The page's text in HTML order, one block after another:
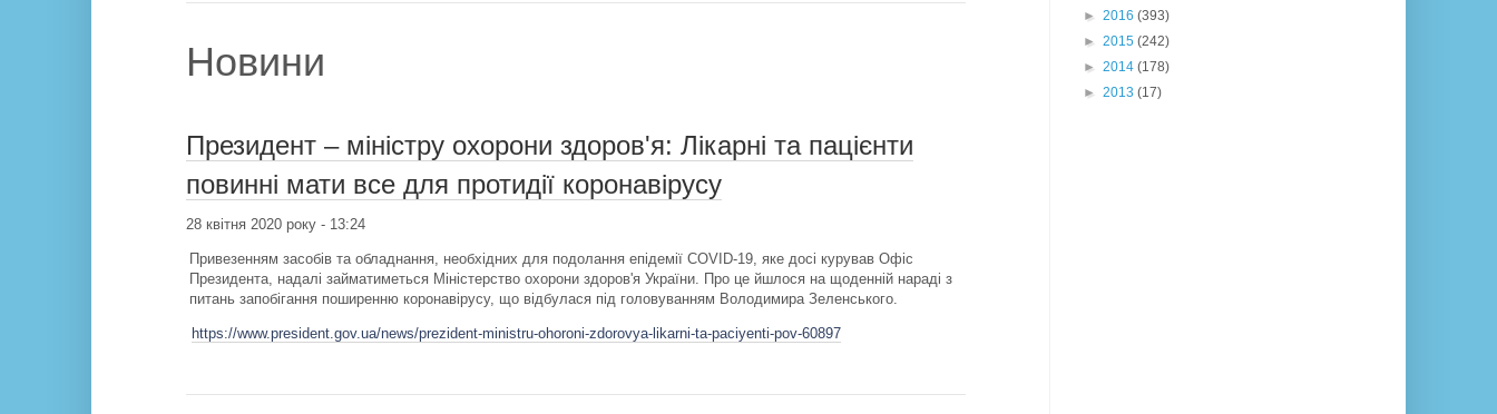
Новини
Президент – міністру охорони здоров'я: Лікарні та пацієнти
повинні мати все для протидії коронавірусу
28 квітня 2020 року - 13:24
Привезенням засобів та обладнання, необхідних для подолання епідемії COVID-19, яке досі курував Офіс
Президента, надалі займатиметься Міністерство охорони здоров'я України. Про це йшлося на щоденній нараді з
питань запобігання поширенню коронавірусу, що відбулася під головуванням Володимира Зеленського.
https://www.president.gov.ua/news/prezident-ministru-ohoroni-zdorovya-likarni-ta-paciyenti-pov-60897
► 2016 (393)
► 2015 (242)
► 2014 (178)
► 2013 (17)